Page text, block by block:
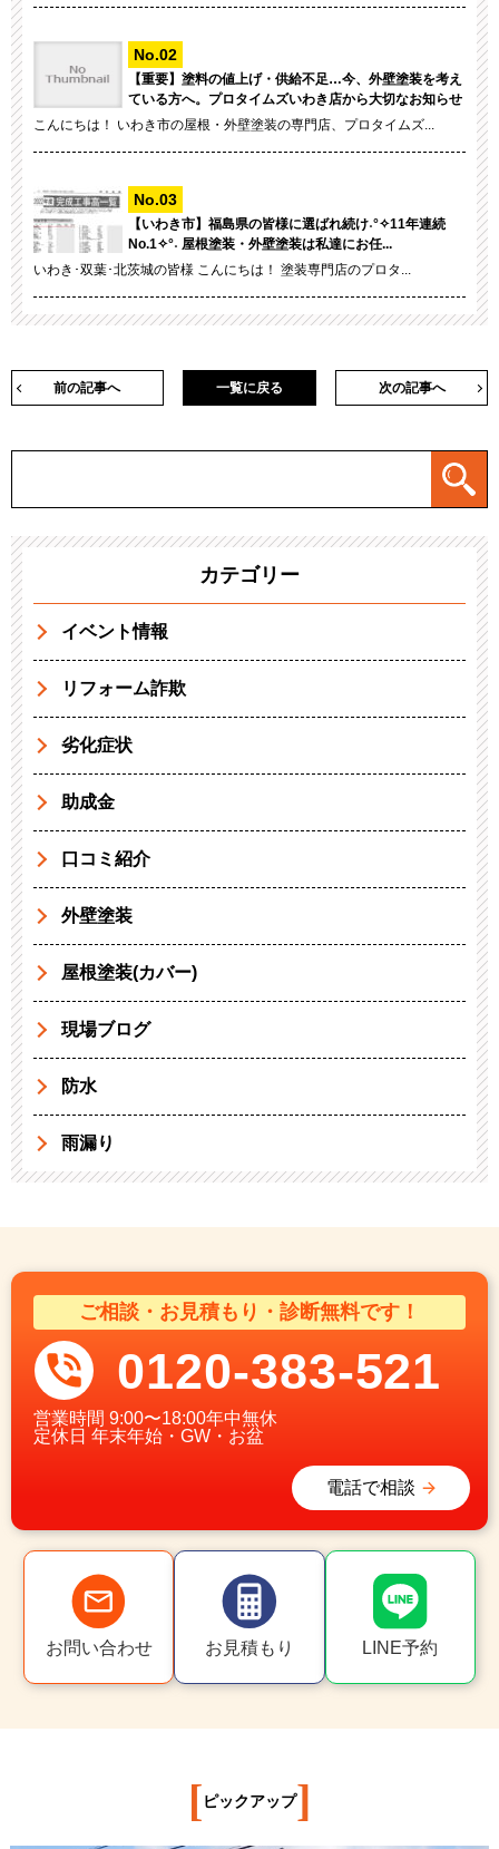
【重要】塗料の値上げ・供給不足…今、外壁塗装を考え
ている方へ。プロタイムズいわき店から大切なお知らせ
こんにちは！ いわき市の屋根・外壁塗装の専門店、プロタイムズ...
【いわき市】福島県の皆様に選ばれ続け˖°✧11年連続
No.1✧°˖ 屋根塗装・外壁塗装は私達にお任...
いわき･双葉･北茨城の皆様 こんにちは！ 塗装専門店のプロタ...
前の記事へ 次の記事へ
一覧に戻る
カテゴリー
イベント情報
リフォーム詐欺
劣化症状
助成金
口コミ紹介
外壁塗装
屋根塗装(カバー)
現場ブログ
防水
雨漏り
ご相談・お見積もり・診断無料です！
0120-383-521
営業時間 9:00〜18:00年中無休
定休日 年末年始・GW・お盆
電話で相談
お問い合わせ お見積もり LINE予約
[ ピックアップ]